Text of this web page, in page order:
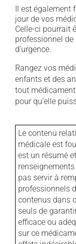
Il est également
jour de vos
Celle-ci pourrait
professionnel
d'urgence.
Rangez vos
enfants et des
tout
pour qu'elle
Le contenu
médicale est
est un résumé
pas servir à
professionnels
contenus dans
seuls de
efficace ou
sur ce